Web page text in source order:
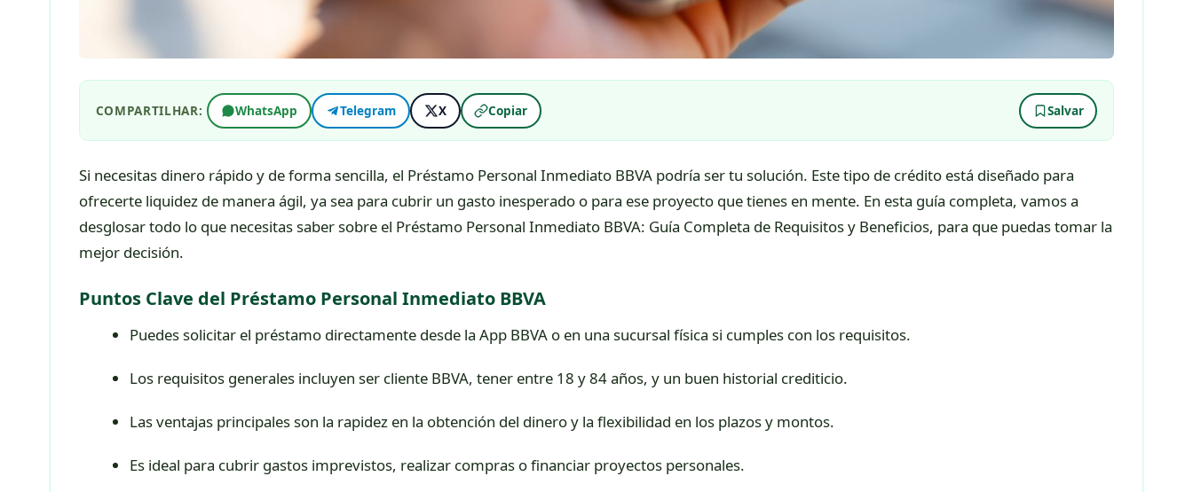
COMPARTILHAR: WhatsApp Telegram X Copiar Salvar
Si necesitas dinero rápido y de forma sencilla, el Préstamo Personal Inmediato BBVA podría ser tu solución. Este tipo de crédito está diseñado para
ofrecerte liquidez de manera ágil, ya sea para cubrir un gasto inesperado o para ese proyecto que tienes en mente. En esta guía completa, vamos a
desglosar todo lo que necesitas saber sobre el Préstamo Personal Inmediato BBVA: Guía Completa de Requisitos y Beneficios, para que puedas tomar la
mejor decisión.
Puntos Clave del Préstamo Personal Inmediato BBVA
Puedes solicitar el préstamo directamente desde la App BBVA o en una sucursal física si cumples con los requisitos.
Los requisitos generales incluyen ser cliente BBVA, tener entre 18 y 84 años, y un buen historial crediticio.
Las ventajas principales son la rapidez en la obtención del dinero y la flexibilidad en los plazos y montos.
Es ideal para cubrir gastos imprevistos, realizar compras o financiar proyectos personales.